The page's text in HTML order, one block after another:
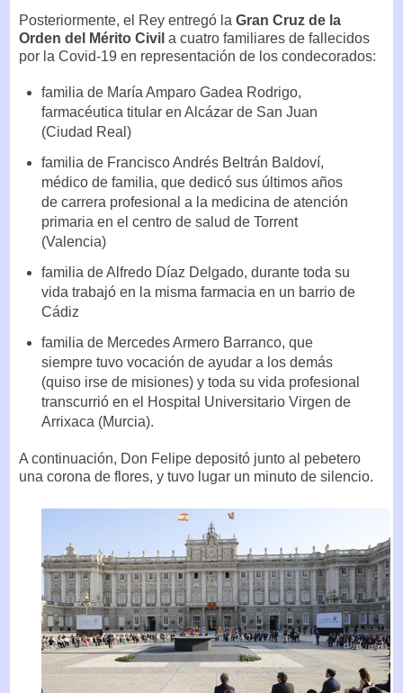
Posteriormente, el Rey entregó la Gran Cruz de la
Orden del Mérito Civil a cuatro familiares de fallecidos
por la Covid-19 en representación de los condecorados:
familia de María Amparo Gadea Rodrigo,
farmacéutica titular en Alcázar de San Juan
(Ciudad Real)
familia de Francisco Andrés Beltrán Baldoví,
médico de familia, que dedicó sus últimos años
de carrera profesional a la medicina de atención
primaria en el centro de salud de Torrent
(Valencia)
familia de Alfredo Díaz Delgado, durante toda su
vida trabajó en la misma farmacia en un barrio de
Cádiz
familia de Mercedes Armero Barranco, que
siempre tuvo vocación de ayudar a los demás
(quiso irse de misiones) y toda su vida profesional
transcurrió en el Hospital Universitario Virgen de
Arrixaca (Murcia).
A continuación, Don Felipe depositó junto al pebetero
una corona de flores, y tuvo lugar un minuto de silencio.